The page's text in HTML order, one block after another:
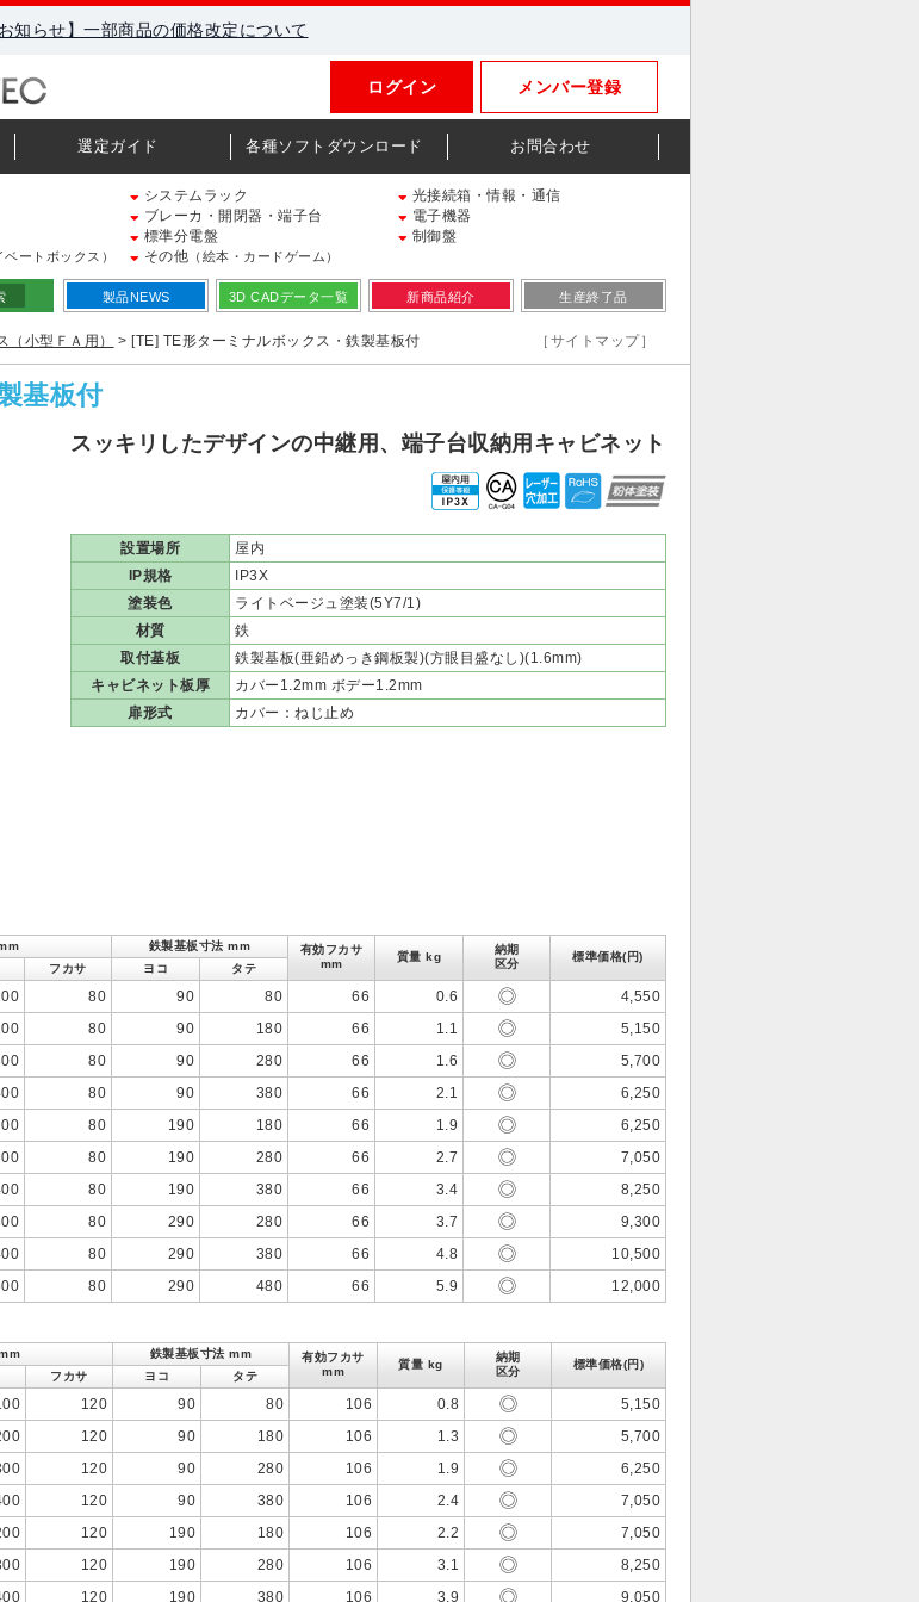
お知らせ】一部商品の価格改定について
メンバー登録
ログイン
選定ガイド 各種ソフトダウンロード お問合わせ
システムラック
光接続箱・情報・通信
ブレーカ・開閉器・端子台
電子機器
標準分電盤
制御盤
ベートボックス） その他 （絵本・カードゲーム）
製品NEWS 3D CADデータ一覧 新商品紹介 生産終了品
（小型ＦＡ用） > [TE] TE形ターミナルボックス・鉄製基板付 ［サイトマップ］
基板付
スッキリしたデザインの中継用、端子台収納用キャビネット
設置場所
屋内
IP規格
IP3X
塗装色
ライトベージュ塗装(5Y7/1)
材質
鉄
取付基板
鉄製基板(亜鉛めっき鋼板製)(方眼目盛なし)(1.6mm)
キャビネット板厚
カバー1.2mm ボデー1.2mm
扉形式
カバー：ねじ止め
鉄製基板寸法 mm
有効フカサ
mm
質量 kg
納期
区分
標準価格(円)
フカサ ヨコ タテ
80 90 80 66 0.6
4,550
80 90 180 66 1.1
5,150
80 90 280 66 1.6
5,700
80 90 380 66 2.1
6,250
80 190 180 66 1.9
6,250
80 190 280 66 2.7
7,050
80 190 380 66 3.4
8,250
80 290 280 66 3.7
9,300
80 290 380 66 4.8
10,500
80 290 480 66 5.9 12,000
鉄製基板寸法 mm
有効フカサ
mm
質量 kg
納期
区分
標準価格(円)
フカサ ヨコ タテ
120 90 80 106 0.8
5,150
120 90 180 106 1.3
5,700
120 90 280 106 1.9
6,250
120 90 380 106 2.4
7,050
120 190 180 106 2.2
7,050
120 190 280 106 3.1
8,250
120 190 380 106 3.9 9,050